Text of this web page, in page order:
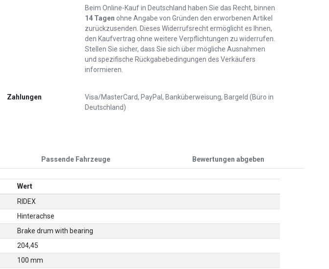
Beim Online-Kauf in Deutschland haben Sie das Recht, binnen
14 Tagen ohne Angabe von Gründen den erworbenen Artikel
zurückzusenden. Dieses Widerrufsrecht ermöglicht es Ihnen,
den Kaufvertrag ohne weitere Verpflichtungen zu widerrufen.
Stellen Sie sicher, dass Sie sich über mögliche Ausnahmen
und spezifische Rückgabebedingungen des Verkäufers
informieren.
Zahlungen
Visa/MasterCard, PayPal, Banküberweisung, Bargeld (Büro in
Deutschland)
Passende Fahrzeuge Bewertungen abgeben
Wert
RIDEX
Hinterachse
Brake drum with bearing
204,45
100 mm